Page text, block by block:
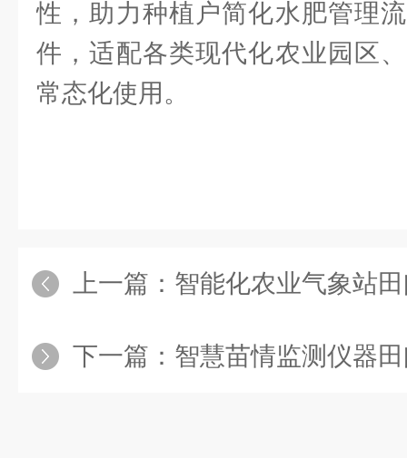
性，助力种植户简化水肥管理
件，适配各类现代化农业园区
常态化使用。
上一篇： 智能化农业气象站田间全域监测设
下一篇： 智慧苗情监测仪器田间农